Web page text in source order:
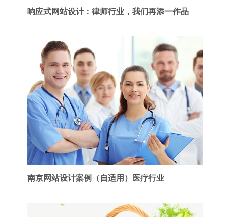
响应式网站设计：律师行业，我们再添一作品
南京网站设计案例（自适用）医疗行业